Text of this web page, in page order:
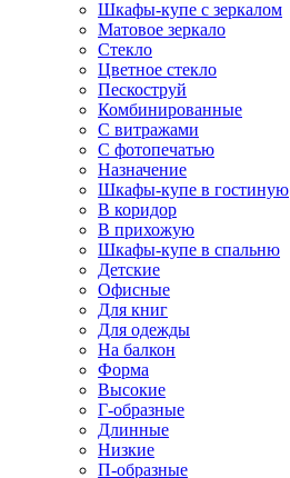
Шкафы-купе с зеркалом
Матовое зеркало
Стекло
Цветное стекло
Пескоструй
Комбинированные
С витражами
С фотопечатью
Назначение
Шкафы-купе в гостиную
В коридор
В прихожую
Шкафы-купе в спальню
Детские
Офисные
Для книг
Для одежды
На балкон
Форма
Высокие
Г-образные
Длинные
Низкие
П-образные